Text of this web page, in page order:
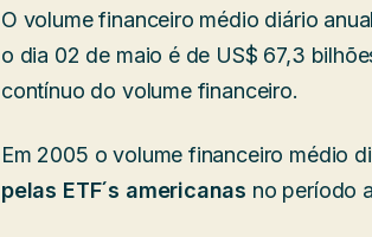
O volume financeiro médio diário
o dia 02 de maio é de US$ 67,3
contínuo do volume financeiro.
Em 2005 o volume financeiro médio
pelas ETF´s americanas no período